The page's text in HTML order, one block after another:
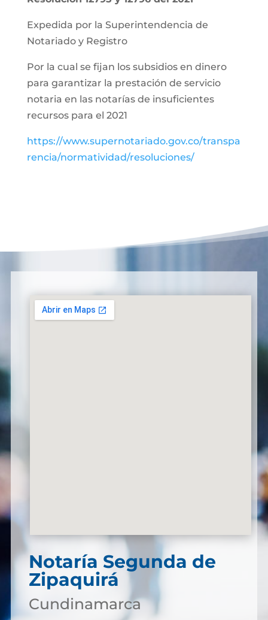
Expedida por la Superintendencia de
Notariado y Registro
Por la cual se fijan los subsidios en dinero
para garantizar la prestación de servicio
notaria en las notarías de insuficientes
recursos para el 2021
https://www.supernotariado.gov.co/transpa
rencia/normatividad/resoluciones/
Notaría Segunda de
Zipaquirá
Cundinamarca